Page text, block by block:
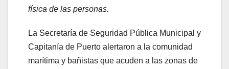
física de las personas.
La Secretaría de Seguridad Pública Municipal y
Capitanía de Puerto alertaron a la comunidad
marítima y bañistas que acuden a las zonas de